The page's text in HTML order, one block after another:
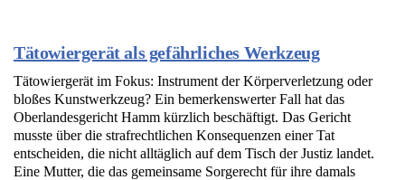
Tätowiergerät als gefährliches Werkzeug
Tätowiergerät im Fokus: Instrument der Körperverletzung oder
bloßes Kunstwerkzeug? Ein bemerkenswerter Fall hat das
Oberlandesgericht Hamm kürzlich beschäftigt. Das Gericht
musste über die strafrechtlichen Konsequenzen einer Tat
entscheiden, die nicht alltäglich auf dem Tisch der Justiz landet.
Eine Mutter, die das gemeinsame Sorgerecht für ihre damals